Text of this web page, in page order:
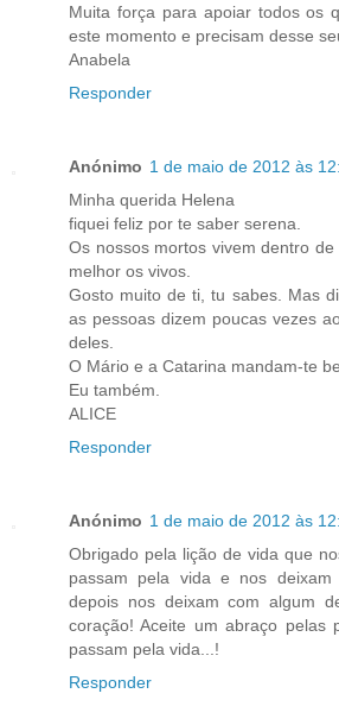
Muita força para apoiar todos os
este momento e precisam desse
Anabela
Responder
Anónimo 1 de maio de 2012 às
Minha querida Helena
fiquei feliz por te saber serena.
Os nossos mortos vivem dentro
melhor os vivos.
Gosto muito de ti, tu sabes. Mas
as pessoas dizem poucas vezes
deles.
O Mário e a Catarina mandam-te
Eu também.
ALICE
Responder
Anónimo 1 de maio de 2012 às
Obrigado pela lição de vida que
passam pela vida e nos
depois nos deixam com algum
coração! Aceite um abraço pelas
passam pela vida...!
Responder